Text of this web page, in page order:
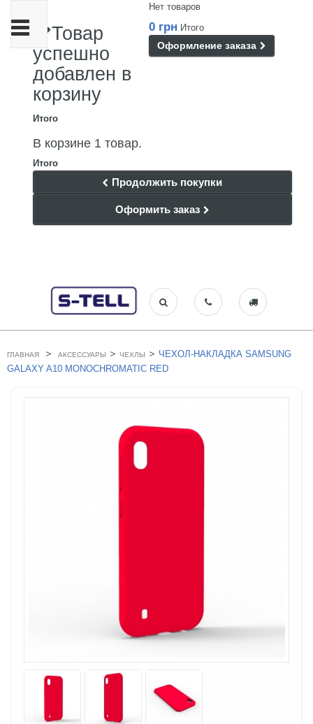
Нет товаров
0 грн Итого
Оформление заказа
Товар
успешно
добавлен в
корзину
Итого
В корзине 1 товар.
Итого
Продолжить покупки
Оформить заказ
Переключить
навигации
ГЛАВНАЯ > АКСЕССУАРЫ > ЧЕХЛЫ > ЧЕХОЛ-НАКЛАДКА SAMSUNG
GALAXY A10 MONOCHROMATIC RED